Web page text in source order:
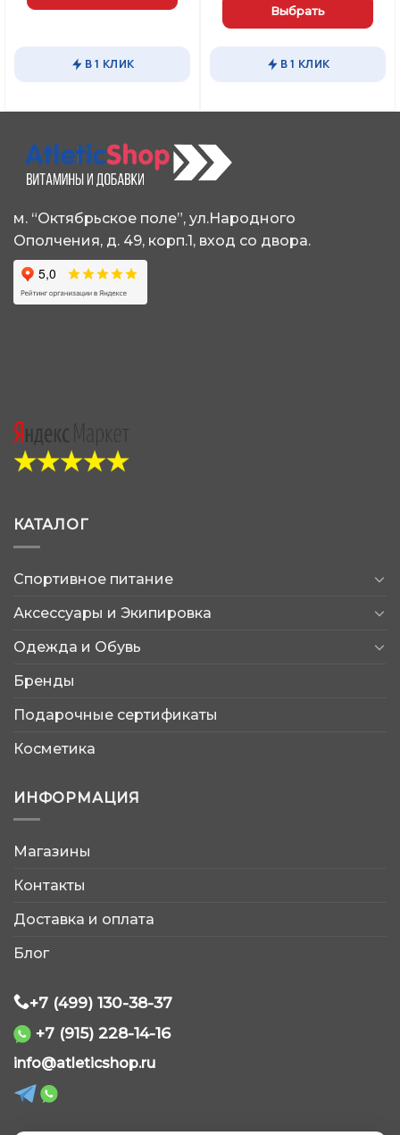
несколько
Опции
выбрать
на
странице
В 1 КЛИК
Выбрать
вариаций.
можно
выбрать
товара.
В 1 КЛИК
м. “Октябрьское поле”, ул.Народного
Ополчения, д. 49, корп.1, вход со двора.
КАТАЛОГ
Спортивное питание
Аксессуары и Экипировка
Одежда и Обувь
Бренды
Подарочные сертификаты
Косметика
ИНФОРМАЦИЯ
Магазины
Контакты
Доставка и оплата
Блог
+7 (499) 130-38-37
+7 (915) 228-14-16
info@atleticshop.ru